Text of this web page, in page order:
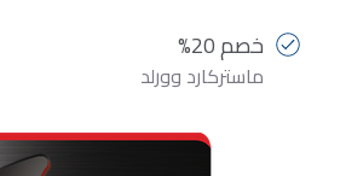
خصم 20%
ماستركارد وورلد